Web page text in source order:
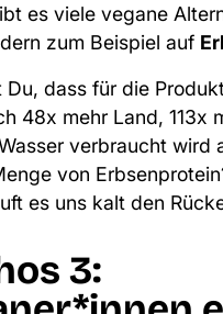
es viele vegane
zum Beispiel auf
Du, dass für die
48x mehr Land, 113x
verbraucht wird
von
es uns kalt den
3: